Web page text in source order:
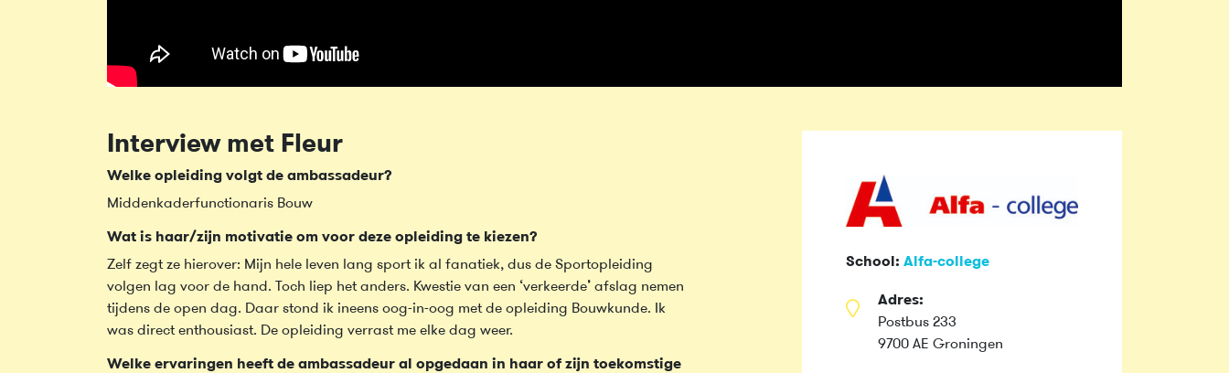
Interview met Fleur
Welke opleiding volgt de ambassadeur?
Middenkaderfunctionaris Bouw
Wat is haar/zijn motivatie om voor deze opleiding te kiezen?
Zelf zegt ze hierover: Mijn hele leven lang sport ik al fanatiek, dus de Sportopleiding
volgen lag voor de hand. Toch liep het anders. Kwestie van een ‘verkeerde’ afslag nemen
tijdens de open dag. Daar stond ik ineens oog-in-oog met de opleiding Bouwkunde. Ik
was direct enthousiast. De opleiding verrast me elke dag weer.
Welke ervaringen heeft de ambassadeur al opgedaan in haar of zijn toekomstige
School: Alfa-college
Adres:
Postbus 233
9700 AE Groningen